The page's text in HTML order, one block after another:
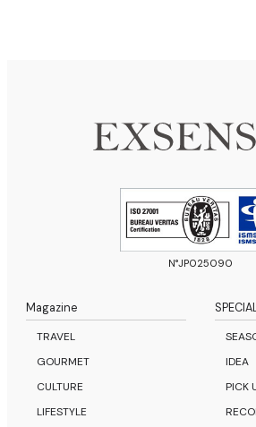
N°JP025090
Magazine
TRAVEL
GOURMET
CULTURE
LIFESTYLE
IDEA
PICK